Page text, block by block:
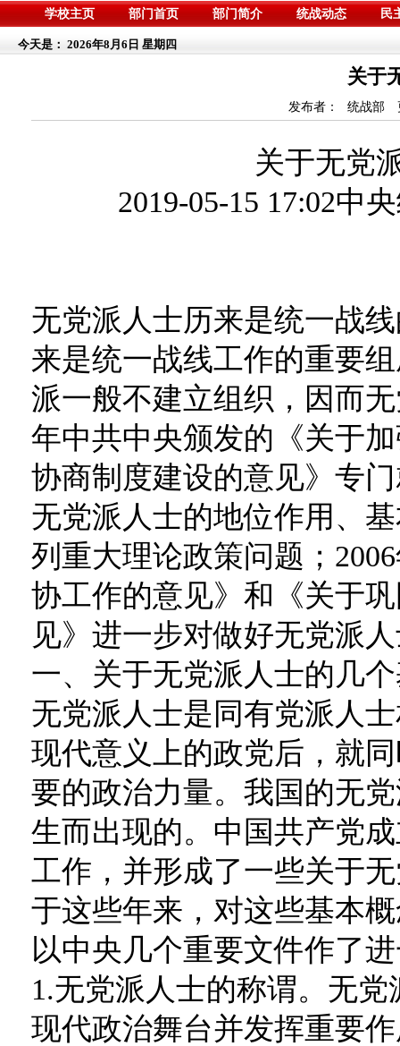
学校主页 部门首页 部门简介 统战动态 民
今天是： 2026年8月6日 星期四
关于
发布者： 统战部
关于无
2019-05-15 17:02中
无党派人士历来是统一战
来是统一战线工作的重要
派一般不建立组织，因而
年中共中央颁发的《关于
协商制度建设的意见》专
无党派人士的地位作用、
列重大理论政策问题；
协工作的意见》和《关于
见》进一步对做好无党派
一、关于无党派人士的几
无党派人士是同有党派人
现代意义上的政党后，就
要的政治力量。我国的无
生而出现的。中国共产党
工作，并形成了一些关于
于这些年来，对这些基本
以中央几个重要文件作了
1.无党派人士的称谓。无
现代政治舞台并发挥重要